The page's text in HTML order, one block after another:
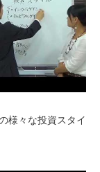
様々な投資スタイ